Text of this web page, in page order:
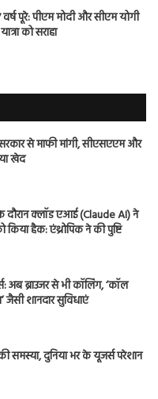
पूरे: पीएम मोदी और सीएम योगी
को सराहा
से माफी मांगी, सीएसएएम और
खेद
के दौरान क्लॉड एआई (Claude AI) ने
हैक: एंथ्रोपिक ने की पुष्टि
अब ब्राउजर से भी कॉलिंग, ‘कॉल
जैसी शानदार सुविधाएं
दुनिया भर के यूजर्स परेशान